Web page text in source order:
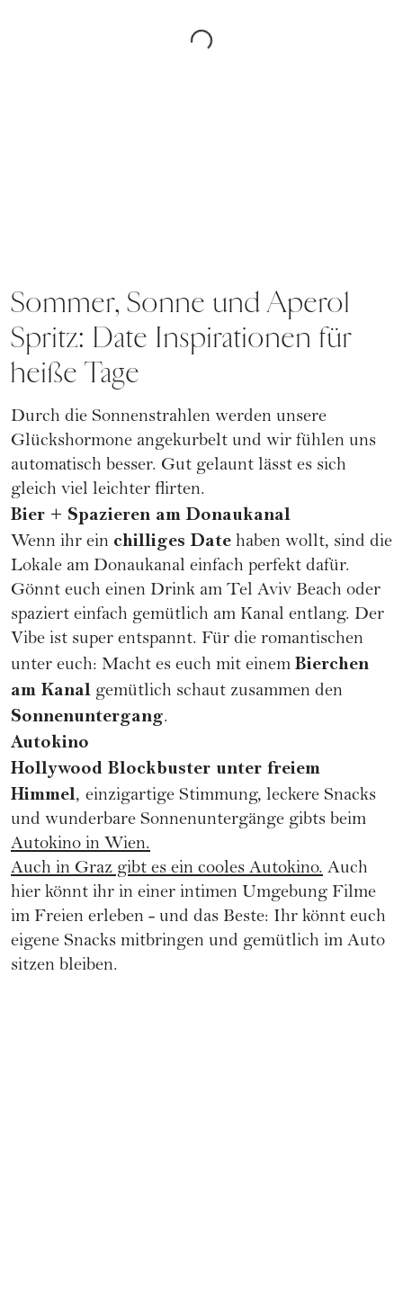
Sommer, Sonne und Aperol
Spritz: Date Inspirationen für
heiße Tage
Durch die Sonnenstrahlen werden unsere
Glückshormone angekurbelt und wir fühlen uns
automatisch besser. Gut gelaunt lässt es sich
gleich viel leichter flirten.
Bier + Spazieren am Donaukanal
Wenn ihr ein chilliges Date haben wollt, sind die
Lokale am Donaukanal einfach perfekt dafür.
Gönnt euch einen Drink am Tel Aviv Beach oder
spaziert einfach gemütlich am Kanal entlang. Der
Vibe ist super entspannt. Für die romantischen
unter euch: Macht es euch mit einem Bierchen
am Kanal gemütlich schaut zusammen den
Sonnenuntergang.
Autokino
Hollywood Blockbuster unter freiem
Himmel, einzigartige Stimmung, leckere Snacks
und wunderbare Sonnenuntergänge gibts beim
Autokino in Wien.
Auch in Graz gibt es ein cooles Autokino. Auch
hier könnt ihr in einer intimen Umgebung Filme
im Freien erleben - und das Beste: Ihr könnt euch
eigene Snacks mitbringen und gemütlich im Auto
sitzen bleiben.